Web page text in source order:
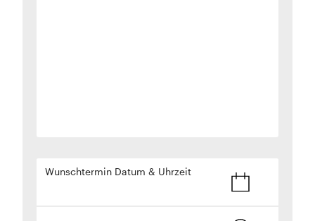
Wunschtermin Datum & Uhrzeit